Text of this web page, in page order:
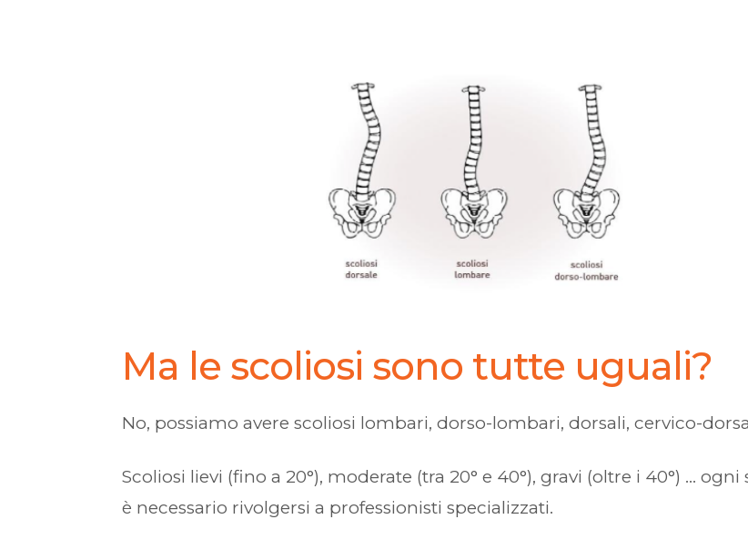
Ma le scoliosi sono tutte uguali?
No, possiamo avere scoliosi lombari, dorso-lombari, dorsali, cervico-
Scoliosi lievi (fino a 20°), moderate (tra 20° e 40°), gravi (oltre i 40°) …
è necessario rivolgersi a professionisti specializzati.